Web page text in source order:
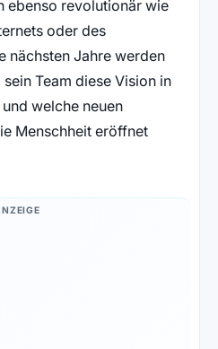
ebenso revolutionär wie
oder des
nächsten Jahre werden
Team diese Vision in
welche neuen
Menschheit eröffnet